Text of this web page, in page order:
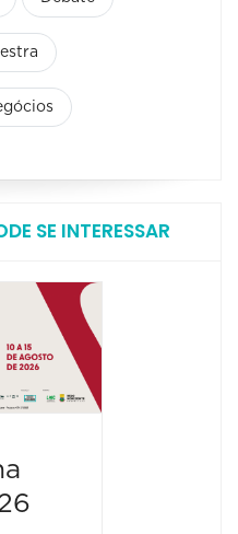
SE INTERESSAR